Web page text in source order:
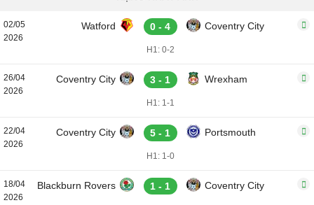
02/05
2026
Watford 0 - 4 Coventry City
H1: 0-2
26/04
2026
Coventry City 3 - 1 Wrexham
H1: 1-1
22/04
2026
Coventry City 5 - 1 Portsmouth
H1: 1-0
18/04
2026
Blackburn Rovers 1 - 1 Coventry City